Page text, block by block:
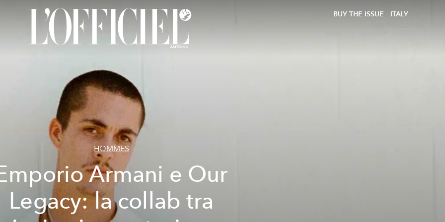
BUY THE ISSUE ITALY
HOMMES
Armani e Our
Legacy: la collab tra